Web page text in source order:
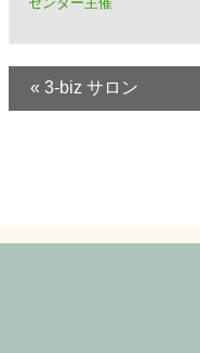
« 3-biz サロン